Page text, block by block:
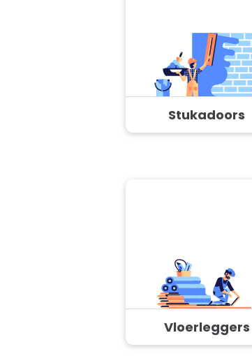
Stukadoors
Vloerleggers